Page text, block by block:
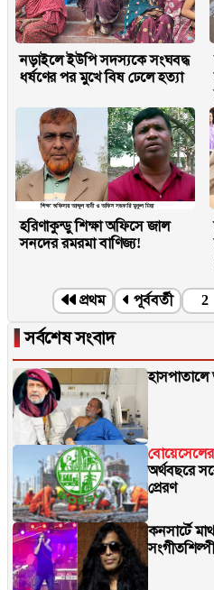
নড়াইলে ইউপি সদস্যকে সংঘবদ্ধ
ধর্ষণের পর মুখে বিষ ঢেলে হত্যা
হরিণাকুন্ডু শিক্ষা অফিসে জাল
সনদের রমরমা বাণিজ্য!
প্রথম পূর্ববর্তী 2
▐সর্বশেষ সংবাদ
হাসপাতালে
অর্থবছরে
প্রেরণ
কনসার্টে